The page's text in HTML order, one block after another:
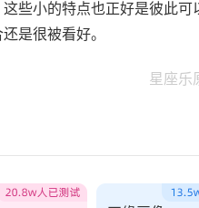
些小的特点也正好是彼此
是很被看好。
星座乐